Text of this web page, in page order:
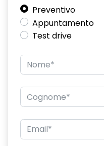
commutatore airbag
design esterno specifico
disattivazione ADAS
doppio fondo bagagliaio
driver display 10''
eCall funzionalità
Preventivo
Appuntamento
Test drive